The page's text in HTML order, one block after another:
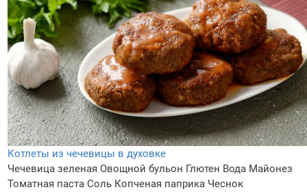
Котлеты из чечевицы в духовке
Чечевица зеленая Овощной бульон Глютен Вода Майонез
Томатная паста Соль Копченая паприка Чеснок